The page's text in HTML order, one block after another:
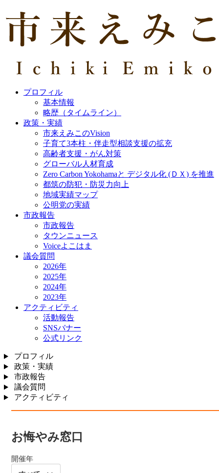
プロフィル
基本情報
略歴（タイムライン）
政策・実績
市来えみこのVision
子育て3本柱・伴走型相談支援の拡充
高齢者支援・がん対策
グローバル人材育成
Zero Carbon Yokohamaと デジタル化 (ＤＸ) を推進
都筑の防犯・防災力向上
地域実績マップ
公明党の実績
市政報告
市政報告
タウンニュース
Voiceよこはま
議会質問
2026年
2025年
2024年
2023年
アクティビティ
活動報告
SNSバナー
公式リンク
プロフィル
政策・実績
市政報告
議会質問
アクティビティ
お悔やみ窓口
開催年